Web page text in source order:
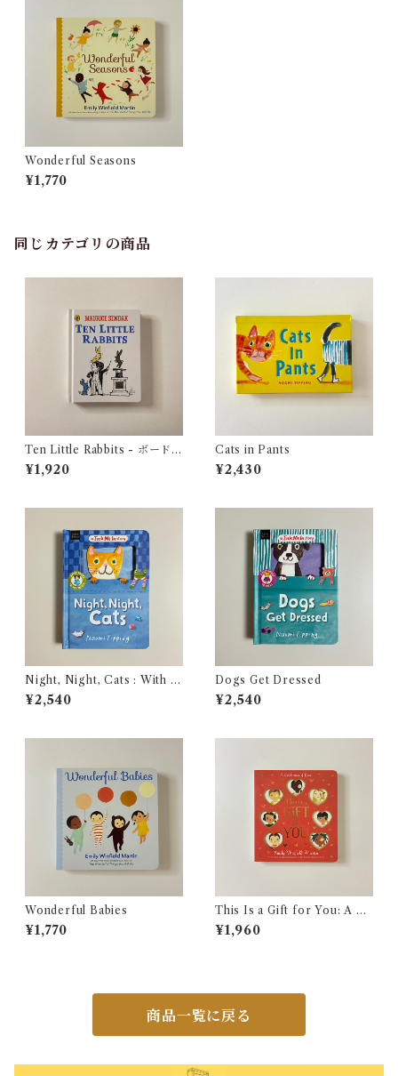
Wonderful Seasons
¥1,770
同じカテゴリの商品
Ten Little Rabbits - ボードブ
ック版
¥1,920
Cats in Pants
¥2,430
Night, Night, Cats : With 5
play pieces to put to bed
¥2,540
Dogs Get Dressed
¥2,540
Wonderful Babies
¥1,770
This Is a Gift for You: A Ce
lebration of Love
¥1,960
商品一覧に戻る